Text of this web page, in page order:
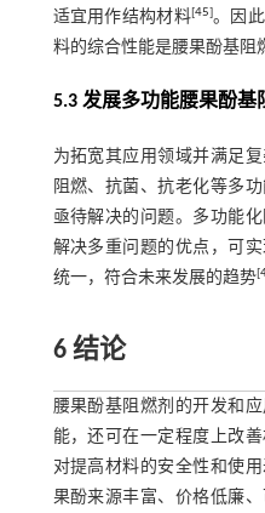
适宜用作结构材料[45]。因
料的综合性能是腰果酚基阻
5.3 发展多功能腰果酚基
为拓宽其应用领域并满足
阻燃、抗菌、抗老化等多
亟待解决的问题。多功能
解决多重问题的优点，可
统一，符合未来发展的趋势[
6 结论
腰果酚基阻燃剂的开发和
能，还可在一定程度上改
对提高材料的安全性和使
果酚来源丰富、价格低廉